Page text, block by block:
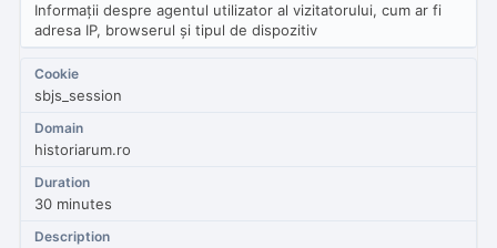
Informații despre agentul utilizator al vizitatorului, cum ar fi
adresa IP, browserul și tipul de dispozitiv
sbjs_session
historiarum.ro
30 minutes